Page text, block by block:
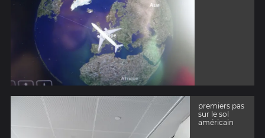
premiers pas
sur le sol
américain